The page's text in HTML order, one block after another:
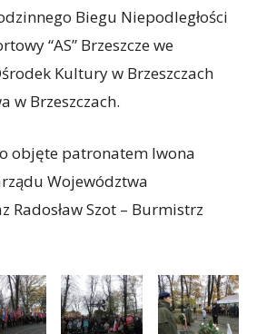
Biegu Niepodległości
“AS” Brzeszcze we
Kultury w Brzeszczach
w Brzeszczach.
objęte patronatem Iwona
Województwa
Radosław Szot – Burmistrz